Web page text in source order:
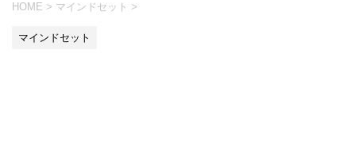
HOME > マインドセット >
マインドセット